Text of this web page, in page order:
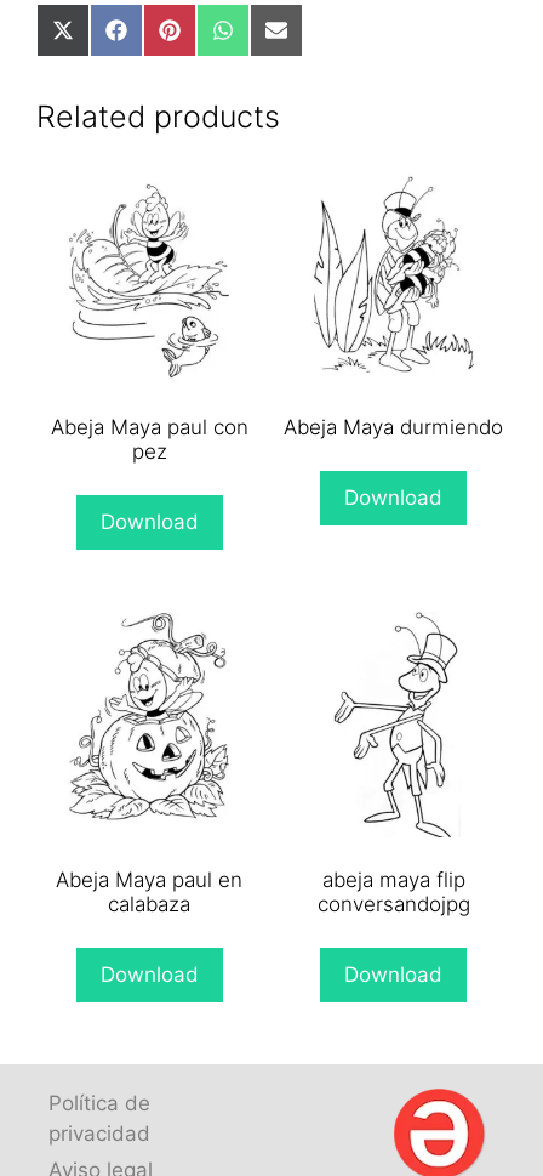
Share
on
(Twitter)
Share
on
Share
on
Share
on
Share
on
Related products
Abeja Maya paul con
pez
Download
Abeja Maya durmiendo
Download
Abeja Maya paul en
calabaza
Download
abeja maya flip
conversandojpg
Download
Política de
privacidad
Aviso legal